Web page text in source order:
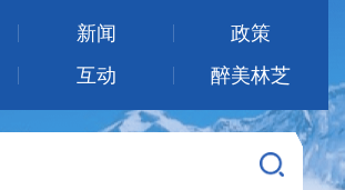
新闻
政策
互动 醉美林芝